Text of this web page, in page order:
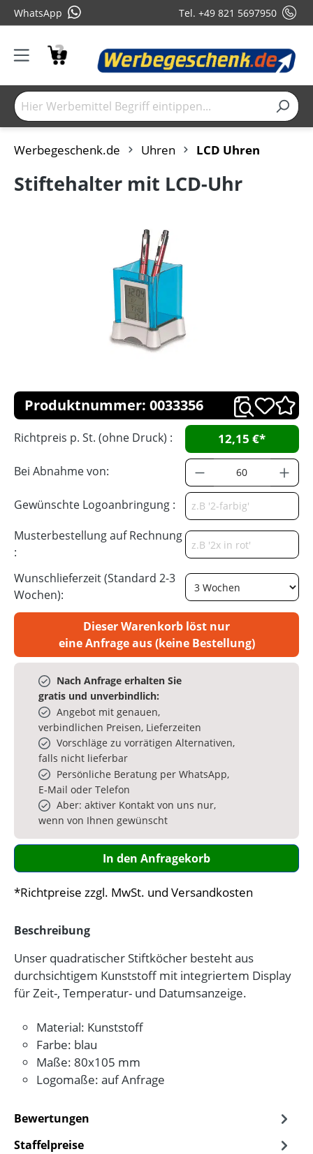
WhatsApp Tel. +49 821 5697950
Werbegeschenk.de Uhren LCD Uhren
Stiftehalter mit LCD-Uhr
Produktnummer: 0033356
Richtpreis p. St. (ohne Druck) : 12,15 €*
Bei Abnahme von:
Gewünschte Logoanbringung :
Musterbestellung auf Rechnung
:
Wunschlieferzeit (Standard 2-3
Wochen):
Dieser Warenkorb löst nur
eine Anfrage aus (keine Bestellung)
Nach Anfrage erhalten Sie
gratis und unverbindlich:
Angebot mit genauen,
verbindlichen Preisen, Lieferzeiten
Vorschläge zu vorrätigen Alternativen,
falls nicht lieferbar
Persönliche Beratung per WhatsApp,
E‑Mail oder Telefon
Aber: aktiver Kontakt von uns nur,
wenn von Ihnen gewünscht
In den Anfragekorb
*Richtpreise zzgl. MwSt. und Versandkosten
Beschreibung
Unser quadratischer Stiftköcher besteht aus
durchsichtigem Kunststoff mit integriertem Display
für Zeit-, Temperatur- und Datumsanzeige.
Material: Kunststoff
Farbe: blau
Maße: 80x105 mm
Logomaße: auf Anfrage
Bewertungen
Staffelpreise